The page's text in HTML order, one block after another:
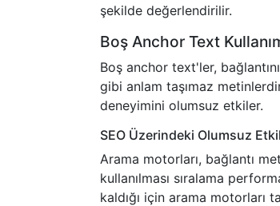
şekilde değerlendirilir.
Boş Anchor Text
Boş anchor text'ler,
gibi anlam taşımaz
deneyimini olumsuz etkiler.
SEO Üzerindeki Olumsuz
Arama motorları, bağlantı
kullanılması sıralama
kaldığı için arama motorları